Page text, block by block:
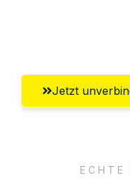
Jetzt
ECHTE